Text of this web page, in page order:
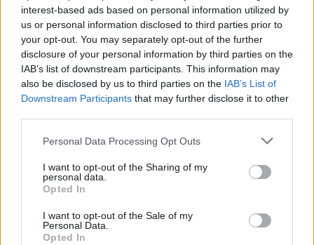
interest-based ads based on personal information utilized by
us or personal information disclosed to third parties prior to
your opt-out. You may separately opt-out of the further
disclosure of your personal information by third parties on the
IAB’s list of downstream participants. This information may
also be disclosed by us to third parties on the IAB’s List of
Downstream Participants that may further disclose it to other
Personal Data Processing Opt Outs
I want to opt-out of the Sharing of my
personal data.
Opted In
I want to opt-out of the Sale of my
Personal Data.
Opted In